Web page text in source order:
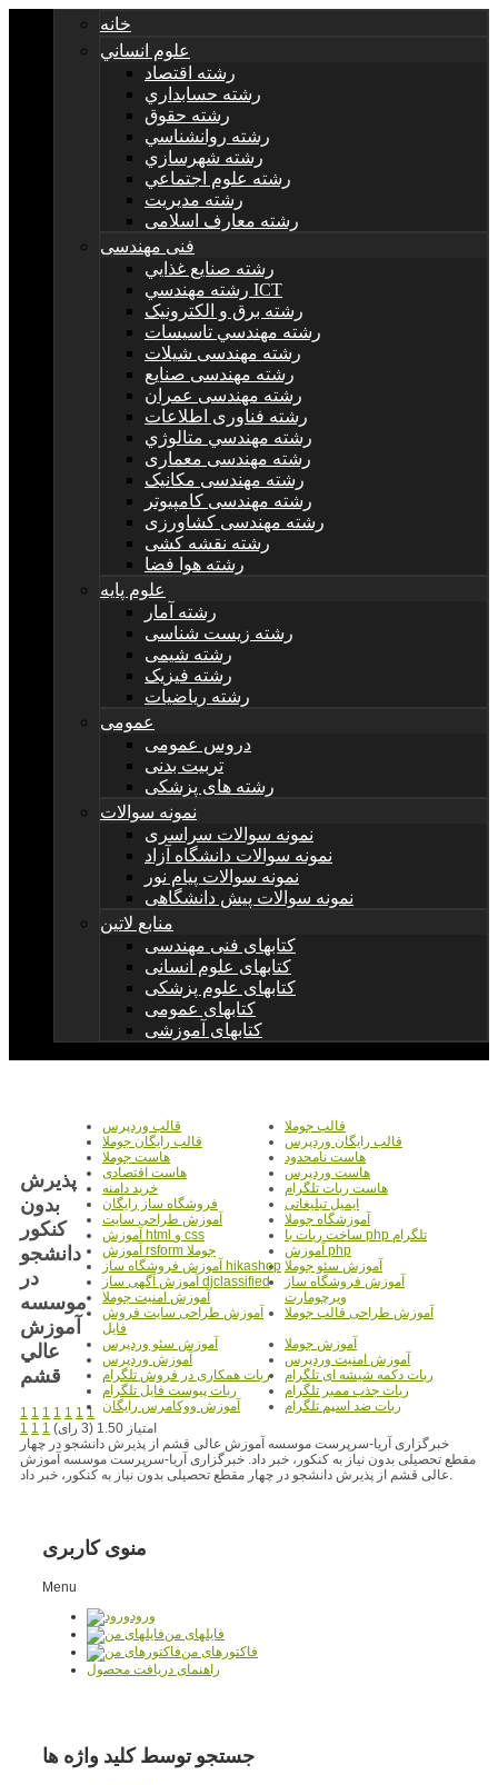
خانه
علوم انساني
رشته اقتصاد
رشته حسابداري
رشته حقوق
رشته روانشناسي
رشته شهرسازي
رشته علوم اجتماعي
رشته مديريت
رشته معارف اسلامی
فنی مهندسی
رشته صنايع غذايي
رشته مهندسي ICT
رشته برق و الکترونيک
رشته مهندسي تاسيسات
رشته مهندسی شیلات
رشته مهندسی صنایع
رشته مهندسی عمران
رشته فناوری اطلاعات
رشته مهندسي متالوژي
رشته مهندسی معماری
رشته مهندسی مکانیک
رشته مهندسی کامپیوتر
رشته مهندسی کشاورزی
رشته نقشه کشی
رشته هوا فضا
علوم پایه
رشته آمار
رشته زیست شناسی
رشته شیمی
رشته فیزیک
رشته ریاضیات
عمومی
دروس عمومی
تربیت بدنی
رشته های پزشکی
نمونه سوالات
نمونه سوالات سراسری
نمونه سوالات دانشگاه آزاد
نمونه سوالات پیام نور
نمونه سوالات پیش دانشگاهی
منابع لاتین
کتابهای فنی مهندسی
کتابهای علوم انسانی
کتابهای علوم پزشکی
کتابهای عمومی
کتابهای آموزشی
قالب جوملا
قالب وردپرس
قالب رایگان وردپرس
قالب رایگان جوملا
هاست نامحدود
هاست جوملا
هاست وردپرس
هاست اقتصادی
هاست ربات تلگرام
خرید دامنه
ایمیل تبلیغاتی
فروشگاه ساز رایگان
آموزشگاه جوملا
آموزش طراحی سایت
ساخت ربات با php تلگرام
آموزش html و css
آموزش php
آموزش rsform جوملا
آموزش سئو جوملا آموزش فروشگاه ساز hikashop
آموزش فروشگاه ساز
ویرچومارت
آموزش آگهی ساز djclassified
آموزش امنیت جوملا
آموزش طراحی قالب جوملا
آموزش طراحی سایت فروش
فایل
آموزش جوملا
آموزش سئو وردپرس
آموزش امنیت وردپرس
آموزش وردپرس
ربات دکمه شیشه ای تلگرام
ربات همکاری در فروش تلگرام
ربات جذب ممبر تلگرام
ربات پیوست فایل تلگرام
ربات ضد اسپم تلگرام
آموزش ووکامرس رایگان
پذيرش
بدون
کنکور
دانشجو
در
موسسه
آموزش
عالي
قشم
1 1 1 1 1 1 1
1 1 1
امتیاز 1.50 (3 رای)
خبرگزاری آریا-سرپرست موسسه آموزش عالی قشم از پذیرش دانشجو در چهار
مقطع تحصیلی بدون نیاز به کنکور، خبر داد. خبرگزاری آریا-سرپرست موسسه آموزش
عالی قشم از پذیرش دانشجو در چهار مقطع تحصیلی بدون نیاز به کنکور، خبر داد.
منوی کاربری
Menu
ورود
فایلهای من
فاکتورهای من
راهنمای دریافت محصول
جستجو توسط کلید واژه ها